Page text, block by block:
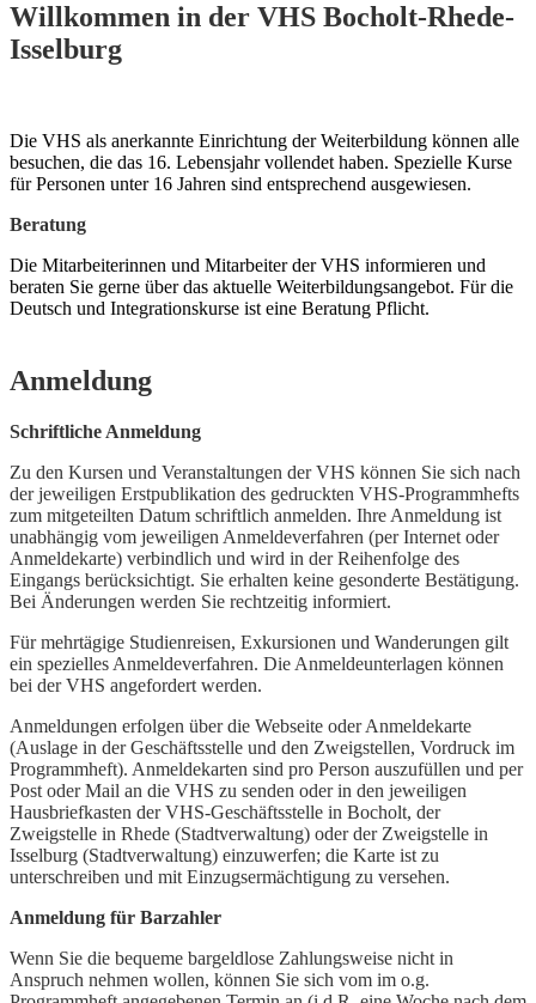
Willkommen in der VHS Bocholt-Rhede-
Isselburg
Die VHS als anerkannte Einrichtung der Weiterbildung können alle
besuchen, die das 16. Lebensjahr vollendet haben. Spezielle Kurse
für Personen unter 16 Jahren sind entsprechend ausgewiesen.
Beratung
Die Mitarbeiterinnen und Mitarbeiter der VHS informieren und
beraten Sie gerne über das aktuelle Weiterbildungsangebot. Für die
Deutsch und Integrationskurse ist eine Beratung Pflicht.
Anmeldung
Schriftliche Anmeldung
Zu den Kursen und Veranstaltungen der VHS können Sie sich nach
der jeweiligen Erstpublikation des gedruckten VHS-Programmhefts
zum mitgeteilten Datum schriftlich anmelden. Ihre Anmeldung ist
unabhängig vom jeweiligen Anmeldeverfahren (per Internet oder
Anmeldekarte) verbindlich und wird in der Reihenfolge des
Eingangs berücksichtigt. Sie erhalten keine gesonderte Bestätigung.
Bei Änderungen werden Sie rechtzeitig informiert.
Für mehrtägige Studienreisen, Exkursionen und Wanderungen gilt
ein spezielles Anmeldeverfahren. Die Anmeldeunterlagen können
bei der VHS angefordert werden.
Anmeldungen erfolgen über die Webseite oder Anmeldekarte
(Auslage in der Geschäftsstelle und den Zweigstellen, Vordruck im
Programmheft). Anmeldekarten sind pro Person auszufüllen und per
Post oder Mail an die VHS zu senden oder in den jeweiligen
Hausbriefkasten der VHS-Geschäftsstelle in Bocholt, der
Zweigstelle in Rhede (Stadtverwaltung) oder der Zweigstelle in
Isselburg (Stadtverwaltung) einzuwerfen; die Karte ist zu
unterschreiben und mit Einzugsermächtigung zu versehen.
Anmeldung für Barzahler
Wenn Sie die bequeme bargeldlose Zahlungsweise nicht in
Anspruch nehmen wollen, können Sie sich vom im o.g.